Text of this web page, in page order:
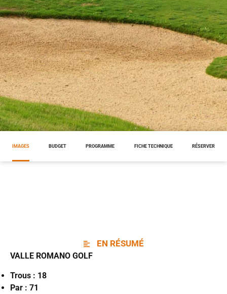
IMAGES BUDGET PROGRAMME FICHE TECHNIQUE RÉSERVER
EN RÉSUMÉ
VALLE ROMANO GOLF
Trous : 18
Par : 71